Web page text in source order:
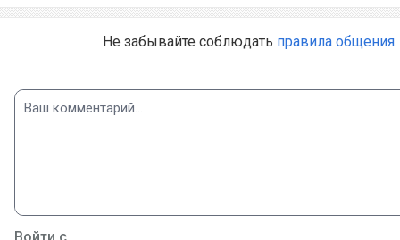
Не забывайте соблюдать правила общения.
Войти с